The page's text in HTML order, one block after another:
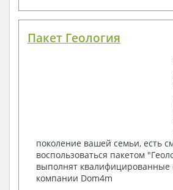
Пакет Геология
поколение вашей семьи, есть
воспользоваться пакетом
выполнят квалифицированные
компании Dom4m